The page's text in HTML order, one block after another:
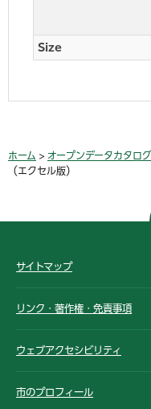
Size
ホーム > オープンデータカタロ
（エクセル版）
サイトマップ
リンク・著作権・免責事項
ウェブアクセシビリティ
市のプロフィール